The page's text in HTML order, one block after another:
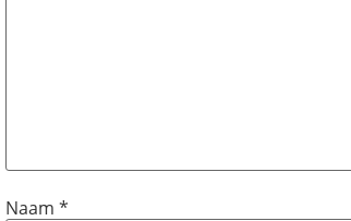
Naam *